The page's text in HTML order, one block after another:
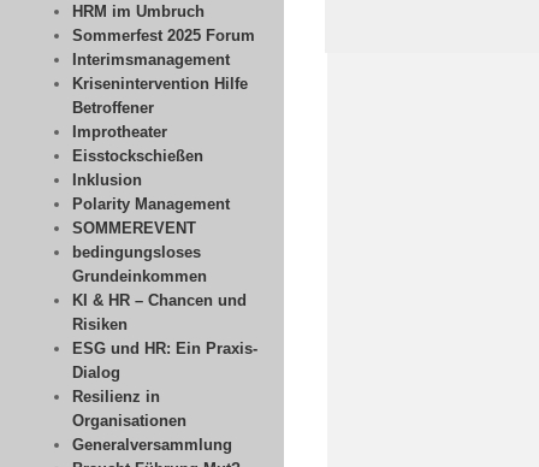
HRM im Umbruch
Sommerfest 2025 Forum
Interimsmanagement
Krisenintervention Hilfe
Betroffener
Improtheater
Eisstockschießen
Inklusion
Polarity Management
SOMMEREVENT
bedingungsloses
Grundeinkommen
KI & HR – Chancen und
Risiken
ESG und HR: Ein Praxis-
Dialog
Resilienz in
Organisationen
Generalversammlung